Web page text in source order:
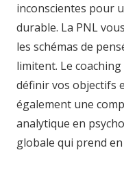
inconscientes pour
durable. La PNL
les schémas de
limitent. Le
définir vos objectifs
également une
analytique en
globale qui prend